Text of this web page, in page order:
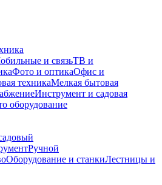
и связьТВ и
Фото и оптикаОфис и
техникаМелкая бытовая
Инструмент и садовая
оборудование
Ручной
Оборудование и станкиЛестницы и